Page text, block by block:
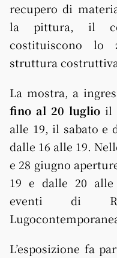
recupero di
la pittura, il
costituiscono lo
struttura
La mostra, a
fino al 20 luglio il
alle 19, il sabato e
dalle 16 alle 19.
e 28 giugno
19 e dalle 20 alle
eventi di
L’esposizione fa